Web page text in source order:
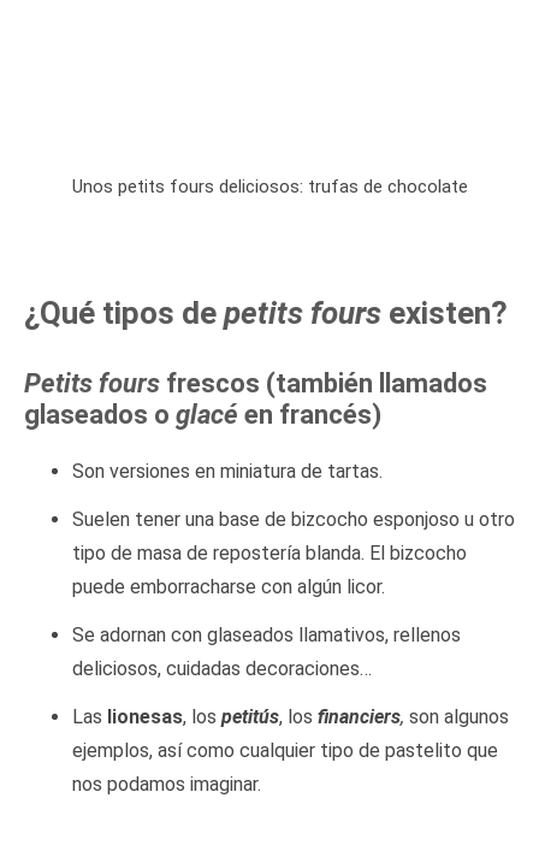
Unos petits fours deliciosos: trufas de chocolate
¿Qué tipos de petits fours existen?
Petits fours frescos (también llamados
glaseados o glacé en francés)
Son versiones en miniatura de tartas.
Suelen tener una base de bizcocho esponjoso u otro
tipo de masa de repostería blanda. El bizcocho
puede emborracharse con algún licor.
Se adornan con glaseados llamativos, rellenos
deliciosos, cuidadas decoraciones…
Las lionesas, los petitús, los financiers, son algunos
ejemplos, así como cualquier tipo de pastelito que
nos podamos imaginar.